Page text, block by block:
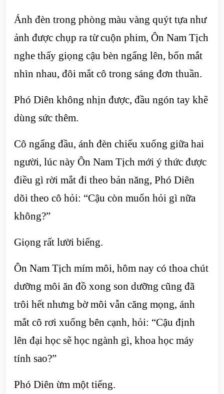
Ánh đèn trong phòng màu vàng quýt tựa như
ảnh được chụp ra từ cuộn phim, Ôn Nam Tịch
nghe thấy giọng cậu bèn ngẩng lên, bốn mắt
nhìn nhau, đôi mắt cô trong sáng đơn thuần.
Phó Diên không nhịn được, đầu ngón tay khẽ
dùng sức thêm.
Cô ngẩng đầu, ánh đèn chiếu xuống giữa hai
người, lúc này Ôn Nam Tịch mới ý thức được
điều gì rời mắt đi theo bản năng, Phó Diên
dõi theo cô hỏi: “Cậu còn muốn hỏi gì nữa
không?”
Giọng rất lười biếng.
Ôn Nam Tịch mím môi, hôm nay có thoa chút
dưỡng môi ăn đồ xong son dưỡng cũng đã
trôi hết nhưng bờ môi vẫn căng mọng, ánh
mắt cô rơi xuống bên cạnh, hỏi: “Cậu định
lên đại học sẽ học ngành gì, khoa học máy
tính sao?”
Phó Diên ừm một tiếng.